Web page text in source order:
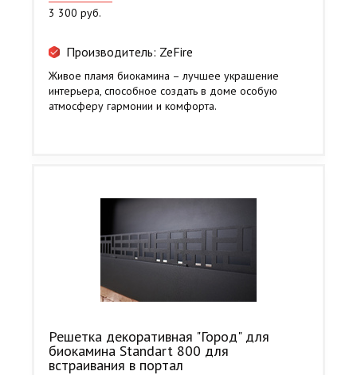
3 300 руб.
Производитель: ZeFire
Живое пламя биокамина – лучшее украшение
интерьера, способное создать в доме особую
атмосферу гармонии и комфорта.
Решетка декоративная "Город" для
биокамина Standart 800 для
встраивания в портал